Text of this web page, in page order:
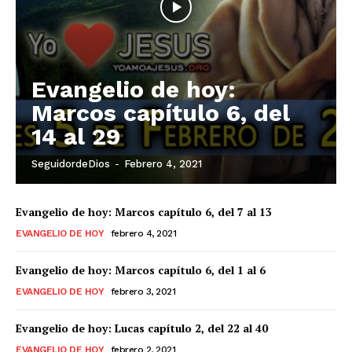
Evangelio de hoy:
Marcos capítulo 6, del
14 al 29
SeguidordeDios - Febrero 4, 2021
Evangelio de hoy: Marcos capítulo 6, del 7 al 13
EVANGELIO DE HOY febrero 4, 2021
Evangelio de hoy: Marcos capítulo 6, del 1 al 6
EVANGELIO DE HOY febrero 3, 2021
Evangelio de hoy: Lucas capítulo 2, del 22 al 40
EVANGELIO DE HOY febrero 2, 2021